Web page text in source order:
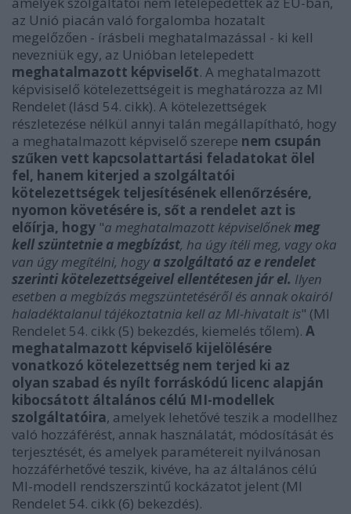
az Unió piacán való forgalomba hozatalt
megelőzően - írásbeli meghatalmazással - ki kell
nevezniük egy, az Unióban letelepedett
meghatalmazott képviselőt. A meghatalmazott
képvisiselő kötelezettségeit is meghatározza az MI
Rendelet (lásd 54. cikk). A kötelezettségek
részletezése nélkül annyi talán megállapítható, hogy
a meghatalmazott képviselő szerepe nem csupán
szűken vett kapcsolattartási feladatokat ölel
fel, hanem kiterjed a szolgáltatói
kötelezettségek teljesítésének ellenőrzésére,
nyomon követésére is, sőt a rendelet azt is
előírja, hogy "a meghatalmazott képviselőnekmeg
kell szüntetnie a megbízást, ha úgy ítéli meg, vagy oka
van úgy megítélni, hogy a szolgáltató az e rendelet
szerinti kötelezettségeivel ellentétesen jár el. Ilyen
esetben a megbízás megszüntetéséről és annak okairól
haladéktalanul tájékoztatnia kell az MI-hivatalt is" (MI
Rendelet 54. cikk (5) bekezdés, kiemelés tőlem). A
meghatalmazott képviselő kijelölésére
vonatkozó kötelezettség nem terjed ki az
olyan szabad és nyílt forráskódú licenc alapján
kibocsátott általános célú MI-modellek
szolgáltatóira, amelyek lehetővé teszik a modellhez
való hozzáférést, annak használatát, módosítását és
terjesztését, és amelyek paramétereit nyilvánosan
hozzáférhetővé teszik, kivéve, ha az általános célú
MI-modell rendszerszintű kockázatot jelent (MI
Rendelet 54. cikk (6) bekezdés).